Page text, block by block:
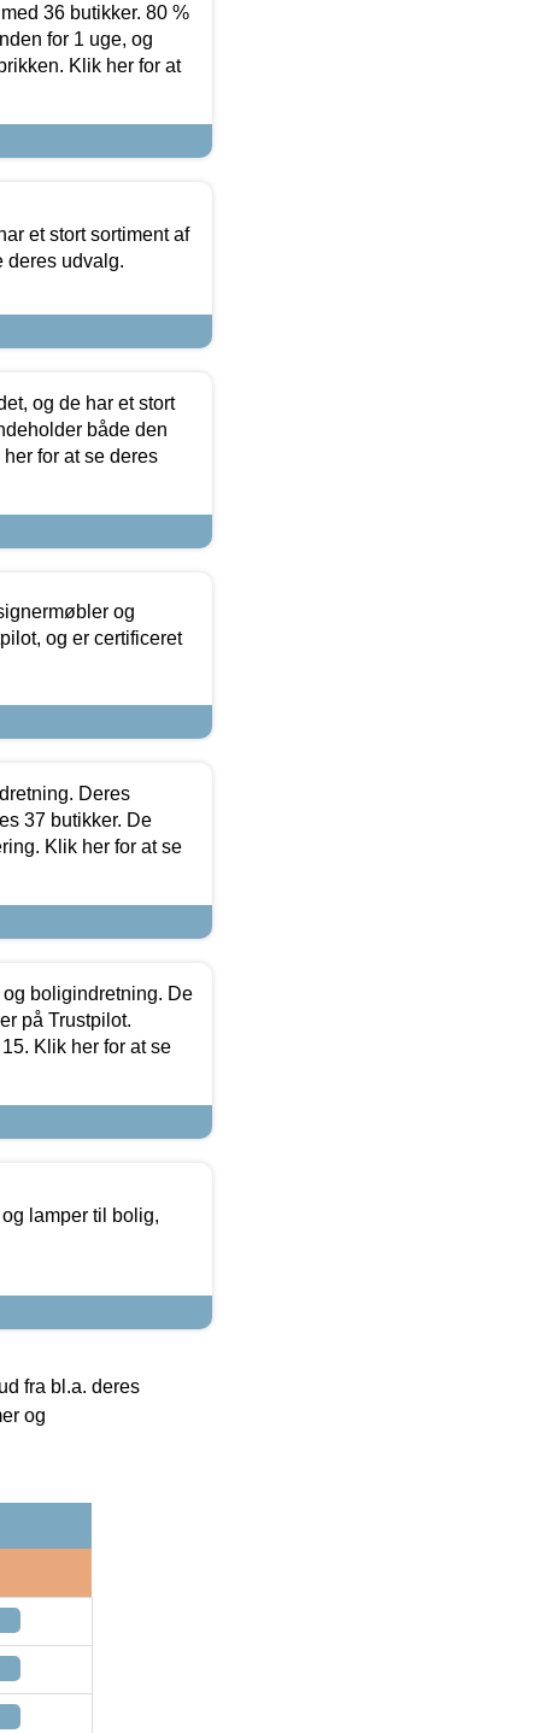
36 butikker. 80 %
for 1 uge, og
Klik her for at
et stort sortiment af
deres udvalg.
og de har et stort
både den
for at se deres
og
og er certificeret
Deres
37 butikker. De
Klik her for at se
boligindretning. De
på Trustpilot.
Klik her for at se
lamper til bolig,
fra bl.a. deres
og